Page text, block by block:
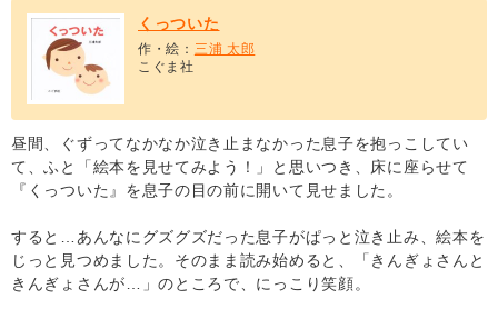
くっついた
作・絵： 三浦 太郎
こぐま社
昼間、ぐずってなかなか泣き止まなかった息子を抱っこしてい
て、ふと「絵本を見せてみよう！」と思いつき、床に座らせて
『くっついた』を息子の目の前に開いて見せました。
すると…あんなにグズグズだった息子がぱっと泣き止み、絵本を
じっと見つめました。そのまま読み始めると、「きんぎょさんと
きんぎょさんが…」のところで、にっこり笑顔。